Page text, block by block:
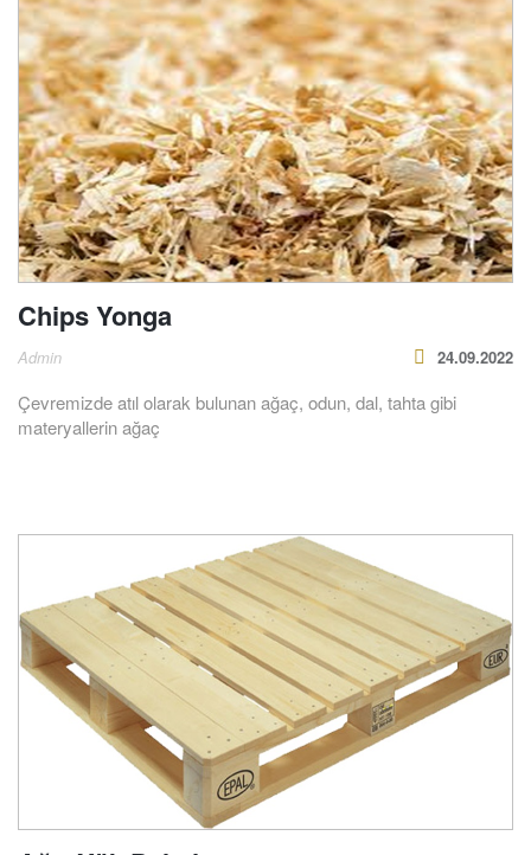
Chips Yonga
Admin 24.09.2022
Çevremizde atıl olarak bulunan ağaç, odun, dal, tahta gibi
materyallerin ağaç